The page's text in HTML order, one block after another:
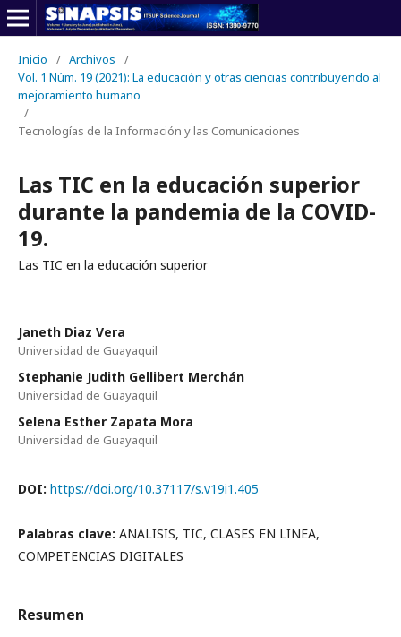
Inicio / Archivos
/
Vol. 1 Núm. 19 (2021): La educación y otras ciencias contribuyendo al
mejoramiento humano
/
Tecnologías de la Información y las Comunicaciones
Las TIC en la educación superior
durante la pandemia de la COVID-
19.
Las TIC en la educación superior
Janeth Diaz Vera
Universidad de Guayaquil
Stephanie Judith Gellibert Merchán
Universidad de Guayaquil
Selena Esther Zapata Mora
Universidad de Guayaquil
DOI: https://doi.org/10.37117/s.v19i1.405
Palabras clave: ANALISIS, TIC, CLASES EN LINEA,
COMPETENCIAS DIGITALES
Resumen